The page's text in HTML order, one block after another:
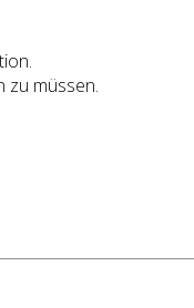
zu müssen.